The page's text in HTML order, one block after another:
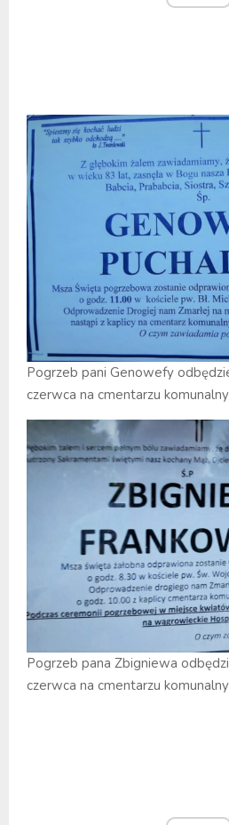
Pogrzeb pani Genowefy
czerwca na cmentarzu
Pogrzeb pana Zbigniewa
czerwca na cmentarzu